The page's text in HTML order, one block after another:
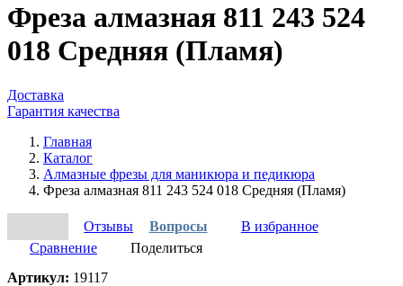
Фреза алмазная 811 243 524
018 Средняя (Пламя)
Доставка
Гарантия качества
Главная
Каталог
Алмазные фрезы для маникюра и педикюра
Фреза алмазная 811 243 524 018 Средняя (Пламя)
Отзывы Вопросы
В избранное
Сравнение
Поделиться
Артикул: 19117